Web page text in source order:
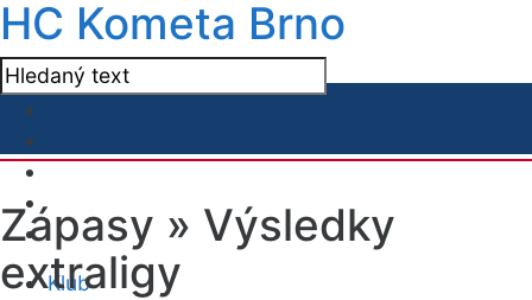
HC Kometa Brno
Klub
Zápasy » Výsledky
extraligy